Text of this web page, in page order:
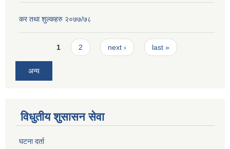
कर तथा शुल्कहरु २०७७/७८
Pages1 2 next › last »
अन्य
विधुतीय शुसासन सेवा
घटना दर्ता